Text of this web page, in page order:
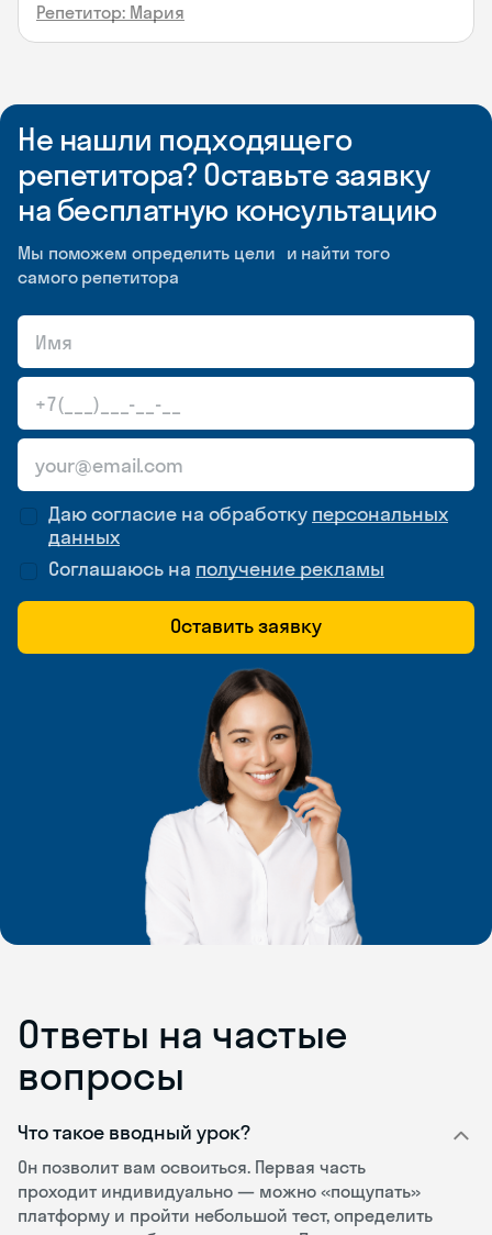
Репетитор: Мария
Не нашли подходящего
репетитора? Оставьте заявку
на бесплатную консультацию
Мы поможем определить цели и найти того
самого репетитора
Даю согласие на обработку персональных
данных
Соглашаюсь на получение рекламы
Оставить заявку
Ответы на частые
вопросы
Что такое вводный урок?
Он позволит вам освоиться. Первая часть
проходит индивидуально — можно «пощупать»
платформу и пройти небольшой тест, определить